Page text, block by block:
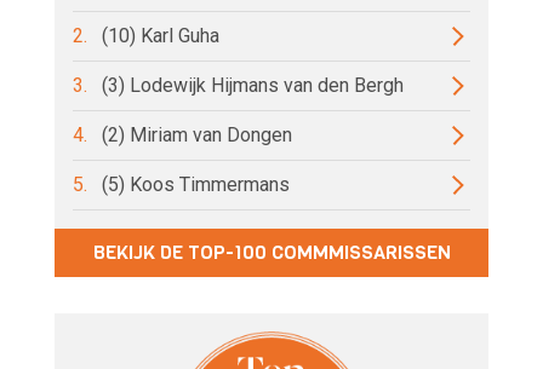
2. (10) Karl Guha
3. (3) Lodewijk Hijmans van den Bergh
4. (2) Miriam van Dongen
5. (5) Koos Timmermans
BEKIJK DE TOP-100 COMMMISSARISSEN